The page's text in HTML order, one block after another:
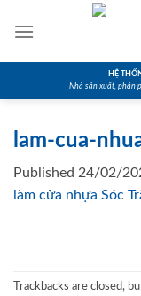
HỆ
Nhà sản xuất, phân
lam-cua-
Published 24/02/
làm cửa nhựa Sóc
Trackbacks are closed,